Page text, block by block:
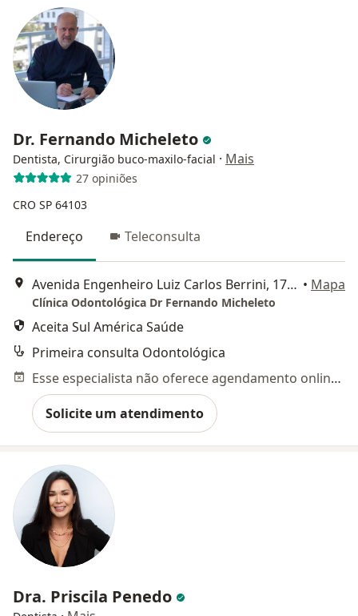
Dr. Fernando Micheleto
Dentista, Cirurgião buco-maxilo-facial · Mais
27 opiniões
CRO SP 64103
Endereço Teleconsulta
Avenida Engenheiro Luiz Carlos Berrini, 1748 - Conjunto 1003 - Cidade Moncoes, São Paulo • Mapa
Clínica Odontológica Dr Fernando Micheleto
Aceita Sul América Saúde
Primeira consulta Odontológica
Esse especialista não oferece agendamento online para esse endereço.
Solicite um atendimento
Dra. Priscila Penedo